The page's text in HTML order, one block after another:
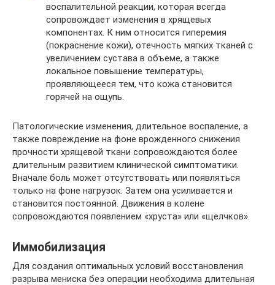
воспалительной реакции, которая всегда
сопровождает изменения в хрящевых
компонентах. К ним относится гиперемия
(покраснение кожи), отечность мягких тканей с
увеличением сустава в объеме, а также
локальное повышение температуры,
проявляющееся тем, что кожа становится
горячей на ощупь.
Патологические изменения, длительное воспаление, а
также повреждение на фоне врожденного снижения
прочности хрящевой ткани сопровождаются более
длительным развитием клинической симптоматики.
Вначале боль может отсутствовать или появляться
только на фоне нагрузок. Затем она усиливается и
становится постоянной. Движения в колене
сопровождаются появлением «хруста» или «щелчков».
Иммобилизация
Для создания оптимальных условий восстановления
разрыва мениска без операции необходима длительная